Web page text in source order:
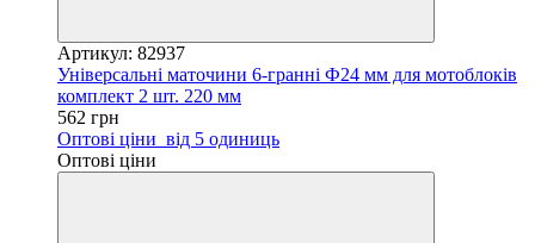
Артикул: 82937
Універсальні маточини 6-гранні Ф24 мм для мотоблоків
комплект 2 шт. 220 мм
562 грн
Оптові ціни від 5 одиниць
Оптові ціни